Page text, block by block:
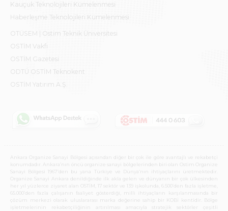
Kauçuk Teknolojileri Kümelenmesi
Haberleşme Teknolojileri Kümelenmesi
OTÜSEM | Ostim Teknik Üniversitesi
OSTİM Vakfı
OSTİM Gazetesi
ODTÜ OSTİM Teknokent
OSTİM Yatırım A.Ş.
Ankara Organize Sanayi Bölgesi açısından diğer bir çok ile göre avantajlı ve rekabetçi
konumdadır. Ankara’nın öncü organize sanayi bölgelerinden biri olan Ostim Organize
Sanayi Bölgesi 1967’den bu yana Türkiye ve Dünya’nın ihtiyaçlarını üretmektedir.
Organize Sanayi Ankara denildiğinde ilk akla gelen ve dünyanın bir çok ülkesinden
her yıl yüzlerce ziyaret alan OSTİM, 17 sektör ve 139 işkolunda, 6.500’den fazla işletme,
65.000’den fazla çalışanın faaliyet gösterdiği, milli ihtiyaçların karşılanmasında bir
çözüm merkezi olarak uluslararası marka değerine sahip bir KOBİ kentidir. Bölge
işletmelerinin rekabetçiliğinin artırılması amacıyla stratejik sektörler çeşitli